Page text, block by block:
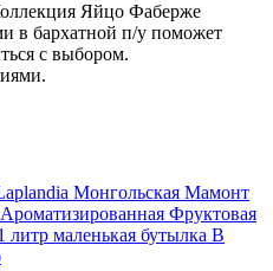
Яйцо Фаберже
в бархатной п/у поможет
с выбором.
Монгольская Мамонт
Ароматизированная Фруктовая
литр маленькая бутылка В